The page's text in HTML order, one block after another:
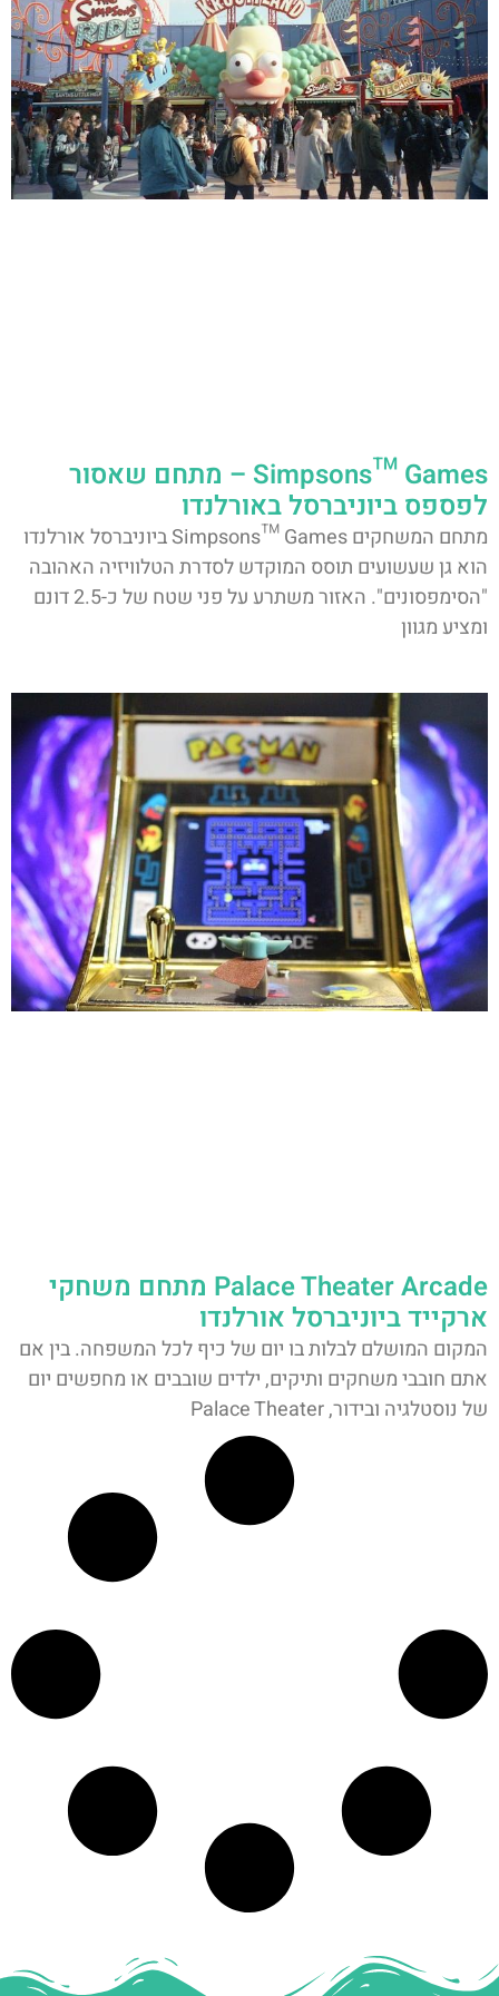
Simpsons™ Games – מתחם שאסור
לפספס ביוניברסל באורלנדו
מתחם המשחקים Simpsons™ Games ביוניברסל אורלנדו
הוא גן שעשועים תוסס המוקדש לסדרת הטלוויזיה האהובה
"הסימפסונים". האזור משתרע על פני שטח של כ-2.5 דונם
ומציע מגוון
Palace Theater Arcade מתחם משחקי
ארקייד ביוניברסל אורלנדו
המקום המושלם לבלות בו יום של כיף לכל המשפחה. בין אם
אתם חובבי משחקים ותיקים, ילדים שובבים או מחפשים יום
של נוסטלגיה ובידור, Palace Theater